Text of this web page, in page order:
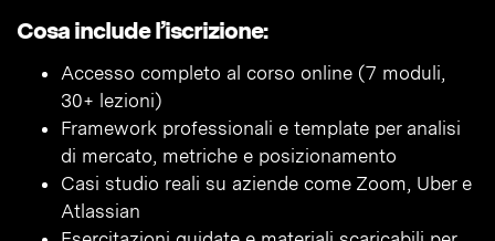
Cosa include l’iscrizione:
Accesso completo al corso online (7 moduli,
30+ lezioni)
Framework professionali e template per analisi
di mercato, metriche e posizionamento
Casi studio reali su aziende come Zoom, Uber e
Atlassian